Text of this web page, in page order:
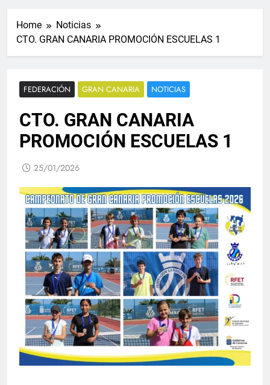
Home
Noticias
CTO. GRAN CANARIA PROMOCIÓN ESCUELAS 1
FEDERACIÓN GRAN CANARIA NOTICIAS
CTO. GRAN CANARIA
PROMOCIÓN ESCUELAS 1
25/01/2026